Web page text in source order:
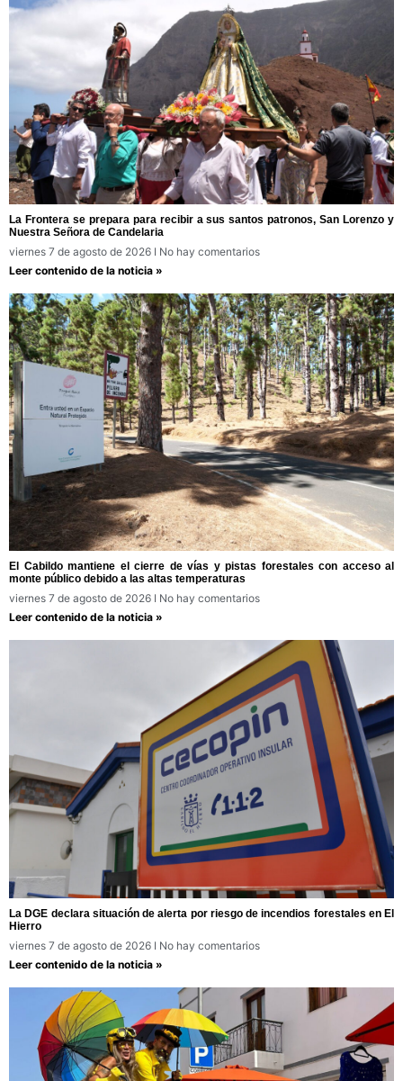
La Frontera se prepara para recibir a sus santos patronos, San Lorenzo y
Nuestra Señora de Candelaria
viernes 7 de agosto de 2026
No hay comentarios
Leer contenido de la noticia »
El Cabildo mantiene el cierre de vías y pistas forestales con acceso al
monte público debido a las altas temperaturas
viernes 7 de agosto de 2026
No hay comentarios
Leer contenido de la noticia »
La DGE declara situación de alerta por riesgo de incendios forestales en El
Hierro
viernes 7 de agosto de 2026
No hay comentarios
Leer contenido de la noticia »